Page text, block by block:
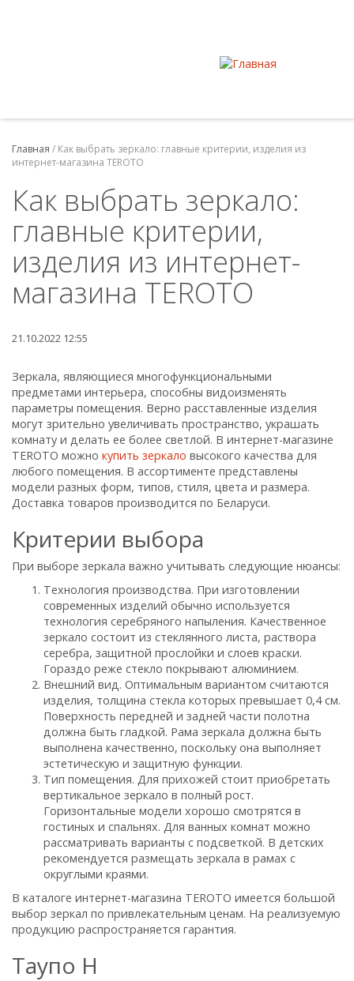
Главная / Как выбрать зеркало: главные критерии, изделия из
интернет-магазина TEROTO
Как выбрать зеркало:
главные критерии,
изделия из интернет-
магазина TEROTO
21.10.2022 12:55
Зеркала, являющиеся многофункциональными
предметами интерьера, способны видоизменять
параметры помещения. Верно расставленные изделия
могут зрительно увеличивать пространство, украшать
комнату и делать ее более светлой. В интернет-магазине
TEROTO можно купить зеркало высокого качества для
любого помещения. В ассортименте представлены
модели разных форм, типов, стиля, цвета и размера.
Доставка товаров производится по Беларуси.
Критерии выбора
При выборе зеркала важно учитывать следующие нюансы:
Технология производства. При изготовлении
современных изделий обычно используется
технология серебряного напыления. Качественное
зеркало состоит из стеклянного листа, раствора
серебра, защитной прослойки и слоев краски.
Гораздо реже стекло покрывают алюминием.
Внешний вид. Оптимальным вариантом считаются
изделия, толщина стекла которых превышает 0,4 см.
Поверхность передней и задней части полотна
должна быть гладкой. Рама зеркала должна быть
выполнена качественно, поскольку она выполняет
эстетическую и защитную функции.
Тип помещения. Для прихожей стоит приобретать
вертикальное зеркало в полный рост.
Горизонтальные модели хорошо смотрятся в
гостиных и спальнях. Для ванных комнат можно
рассматривать варианты с подсветкой. В детских
рекомендуется размещать зеркала в рамах с
округлыми краями.
В каталоге интернет-магазина TEROTO имеется большой
выбор зеркал по привлекательным ценам. На реализуемую
продукцию распространяется гарантия.
Таупо Н